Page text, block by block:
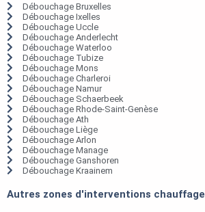
Débouchage Bruxelles
Débouchage Ixelles
Débouchage Uccle
Débouchage Anderlecht
Débouchage Waterloo
Débouchage Tubize
Débouchage Mons
Débouchage Charleroi
Débouchage Namur
Débouchage Schaerbeek
Débouchage Rhode-Saint-Genèse
Débouchage Ath
Débouchage Liège
Débouchage Arlon
Débouchage Manage
Débouchage Ganshoren
Débouchage Kraainem
Autres zones d'interventions chauffage